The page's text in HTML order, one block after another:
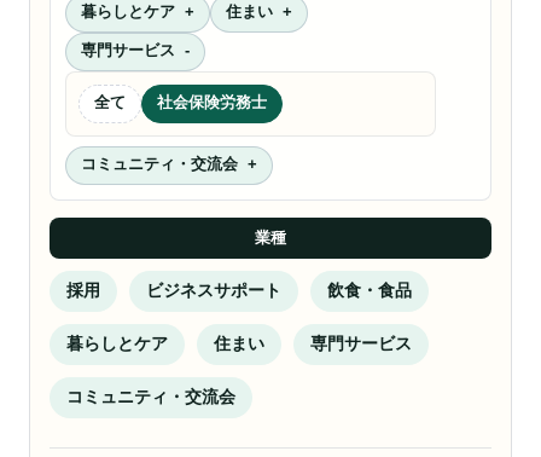
暮らしとケア 住まい
専門サービス
全て 社会保険労務士
コミュニティ・交流会
業種
採用 ビジネスサポート 飲食・食品
暮らしとケア 住まい 専門サービス
コミュニティ・交流会